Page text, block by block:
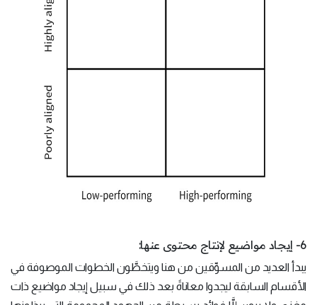
6- إيجاد مواضيع لإنتاج محتوى عنها:
يبدأ العديد من المسوِّقين من هنا ويتخطَّون الخطوات الموصوفة في
الأقسام السابقة ليجدوا معاناةً بعد ذلك في سبيل إيجاد مواضيع ذات